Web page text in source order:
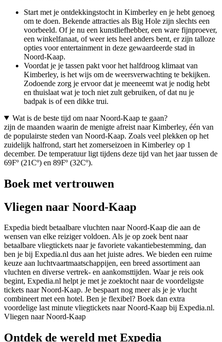
Start met je ontdekkingstocht in Kimberley en je hebt genoeg
om te doen. Bekende attracties als Big Hole zijn slechts een
voorbeeld. Of je nu een kunstliefhebber, een ware fijnproever,
een winkelfanaat, of weer iets heel anders bent, er zijn talloze
opties voor entertainment in deze gewaardeerde stad in
Noord-Kaap.
Voordat je je tassen pakt voor het halfdroog klimaat van
Kimberley, is het wijs om de weersverwachting te bekijken.
Zodoende zorg je ervoor dat je meeneemt wat je nodig hebt
en thuislaat wat je toch niet zult gebruiken, of dat nu je
badpak is of een dikke trui.
Wat is de beste tijd om naar Noord-Kaap te gaan?
zijn de maanden waarin de menigte afreist naar Kimberley, één van
de populairste steden van Noord-Kaap. Zoals veel plekken op het
zuidelijk halfrond, start het zomerseizoen in Kimberley op 1
december. De temperatuur ligt tijdens deze tijd van het jaar tussen de
69Fº (21Cº) en 89Fº (32Cº).
Boek met vertrouwen
Vliegen naar Noord-Kaap
Expedia biedt betaalbare vluchten naar Noord-Kaap die aan de
wensen van elke reiziger voldoen. Als je op zoek bent naar
betaalbare vliegtickets naar je favoriete vakantiebestemming, dan
ben je bij Expedia.nl dus aan het juiste adres. We bieden een ruime
keuze aan luchtvaartmaatschappijen, een breed assortiment aan
vluchten en diverse vertrek- en aankomsttijden. Waar je reis ook
begint, Expedia.nl helpt je met je zoektocht naar de voordeligste
tickets naar Noord-Kaap. Je bespaart nog meer als je je vlucht
combineert met een hotel. Ben je flexibel? Boek dan extra
voordelige last minute vliegtickets naar Noord-Kaap bij Expedia.nl.
Vliegen naar Noord-Kaap
Ontdek de wereld met Expedia